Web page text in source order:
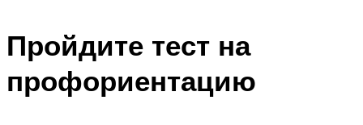
Пройдите тест на
профориентацию